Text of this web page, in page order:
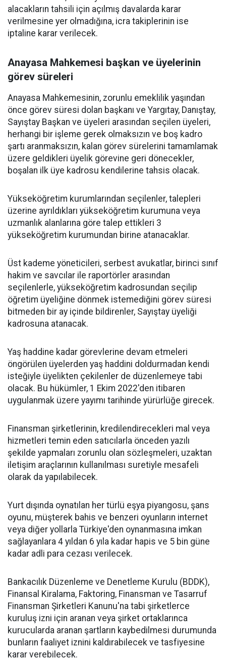
alacakların tahsili için açılmış davalarda karar
verilmesine yer olmadığına, icra takiplerinin ise
iptaline karar verilecek.
Anayasa Mahkemesi başkan ve üyelerinin
görev süreleri
Anayasa Mahkemesinin, zorunlu emeklilik yaşından
önce görev süresi dolan başkanı ve Yargıtay, Danıştay,
Sayıştay Başkan ve üyeleri arasından seçilen üyeleri,
herhangi bir işleme gerek olmaksızın ve boş kadro
şartı aranmaksızın, kalan görev sürelerini tamamlamak
üzere geldikleri üyelik görevine geri dönecekler,
boşalan ilk üye kadrosu kendilerine tahsis olacak.
Yükseköğretim kurumlarından seçilenler, talepleri
üzerine ayrıldıkları yükseköğretim kurumuna veya
uzmanlık alanlarına göre talep ettikleri 3
yükseköğretim kurumundan birine atanacaklar.
Üst kademe yöneticileri, serbest avukatlar, birinci sınıf
hakim ve savcılar ile raportörler arasından
seçilenlerle, yükseköğretim kadrosundan seçilip
öğretim üyeliğine dönmek istemediğini görev süresi
bitmeden bir ay içinde bildirenler, Sayıştay üyeliği
kadrosuna atanacak.
Yaş haddine kadar görevlerine devam etmeleri
öngörülen üyelerden yaş haddini doldurmadan kendi
isteğiyle üyelikten çekilenler de düzenlemeye tabi
olacak. Bu hükümler, 1 Ekim 2022'den itibaren
uygulanmak üzere yayımı tarihinde yürürlüğe girecek.
Finansman şirketlerinin, kredilendirecekleri mal veya
hizmetleri temin eden satıcılarla önceden yazılı
şekilde yapmaları zorunlu olan sözleşmeleri, uzaktan
iletişim araçlarının kullanılması suretiyle mesafeli
olarak da yapılabilecek.
Yurt dışında oynatılan her türlü eşya piyangosu, şans
oyunu, müşterek bahis ve benzeri oyunların internet
veya diğer yollarla Türkiye'den oynanmasına imkan
sağlayanlara 4 yıldan 6 yıla kadar hapis ve 5 bin güne
kadar adli para cezası verilecek.
Bankacılık Düzenleme ve Denetleme Kurulu (BDDK),
Finansal Kiralama, Faktoring, Finansman ve Tasarruf
Finansman Şirketleri Kanunu'na tabi şirketlerce
kuruluş izni için aranan veya şirket ortaklarınca
kurucularda aranan şartların kaybedilmesi durumunda
bunların faaliyet iznini kaldırabilecek ve tasfiyesine
karar verebilecek.